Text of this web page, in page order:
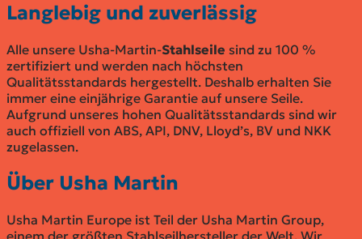
Langlebig und zuverlässig
Alle unsere Usha-Martin-Stahlseile sind zu 100 %
zertifiziert und werden nach höchsten
Qualitätsstandards hergestellt. Deshalb erhalten Sie
immer eine einjährige Garantie auf unsere Seile.
Aufgrund unseres hohen Qualitätsstandards sind wir
auch offiziell von ABS, API, DNV, Lloyd’s, BV und NKK
zugelassen.
Über Usha Martin
Usha Martin Europe ist Teil der Usha Martin Group,
einem der größten Stahlseilhersteller der Welt. Wir